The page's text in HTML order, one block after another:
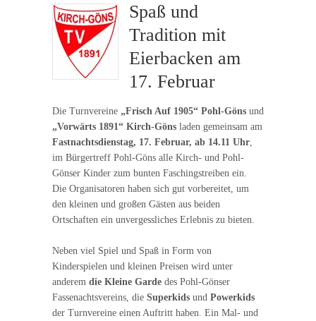
Spaß und
Tradition mit
Eierbacken am
17. Februar
Die Turnvereine „Frisch Auf 1905“ Pohl-Göns und
„Vorwärts 1891“ Kirch-Göns laden gemeinsam am
Fastnachtsdienstag, 17. Februar, ab 14.11 Uhr
im Bürgertreff Pohl-Göns alle Kirch- und Pohl-
Gönser Kinder zum bunten Faschingstreiben ein.
Die Organisatoren haben sich gut vorbereitet, um
den kleinen und großen Gästen aus beiden
Ortschaften ein unvergessliches Erlebnis zu bieten.
Neben viel Spiel und Spaß in Form von
Kinderspielen und kleinen Preisen wird unter
anderem die Kleine Garde des Pohl-Gönser
Fassenachtsvereins, die Superkids und Powerkids
der Turnvereine einen Auftritt haben. Ein Mal- und